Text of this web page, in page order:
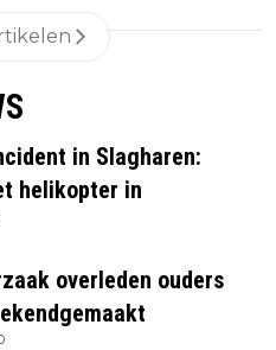
in Slagharen:
helikopter in
overleden ouders